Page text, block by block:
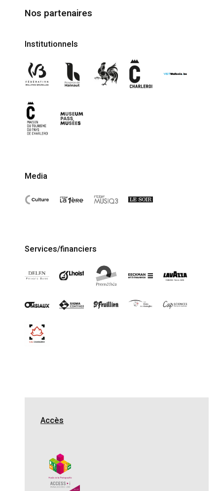
Nos partenaires
Institutionnels
Media
Services/financiers
Accès